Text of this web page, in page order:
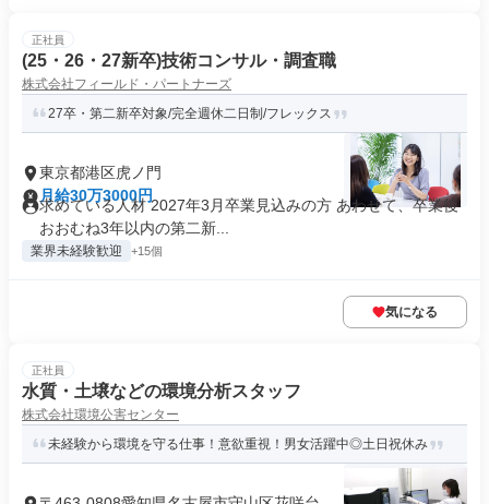
正社員
(25・26・27新卒)技術コンサル・調査職
株式会社フィールド・パートナーズ
27卒・第二新卒対象/完全週休二日制/フレックス
東京都港区虎ノ門
月給30万3000円
求めている人材 2027年3月卒業見込みの方 あわせて、卒業後
おおむね3年以内の第二新...
業界未経験歓迎 +15個
気になる
正社員
水質・土壌などの環境分析スタッフ
株式会社環境公害センター
未経験から環境を守る仕事！意欲重視！男女活躍中◎土日祝休み